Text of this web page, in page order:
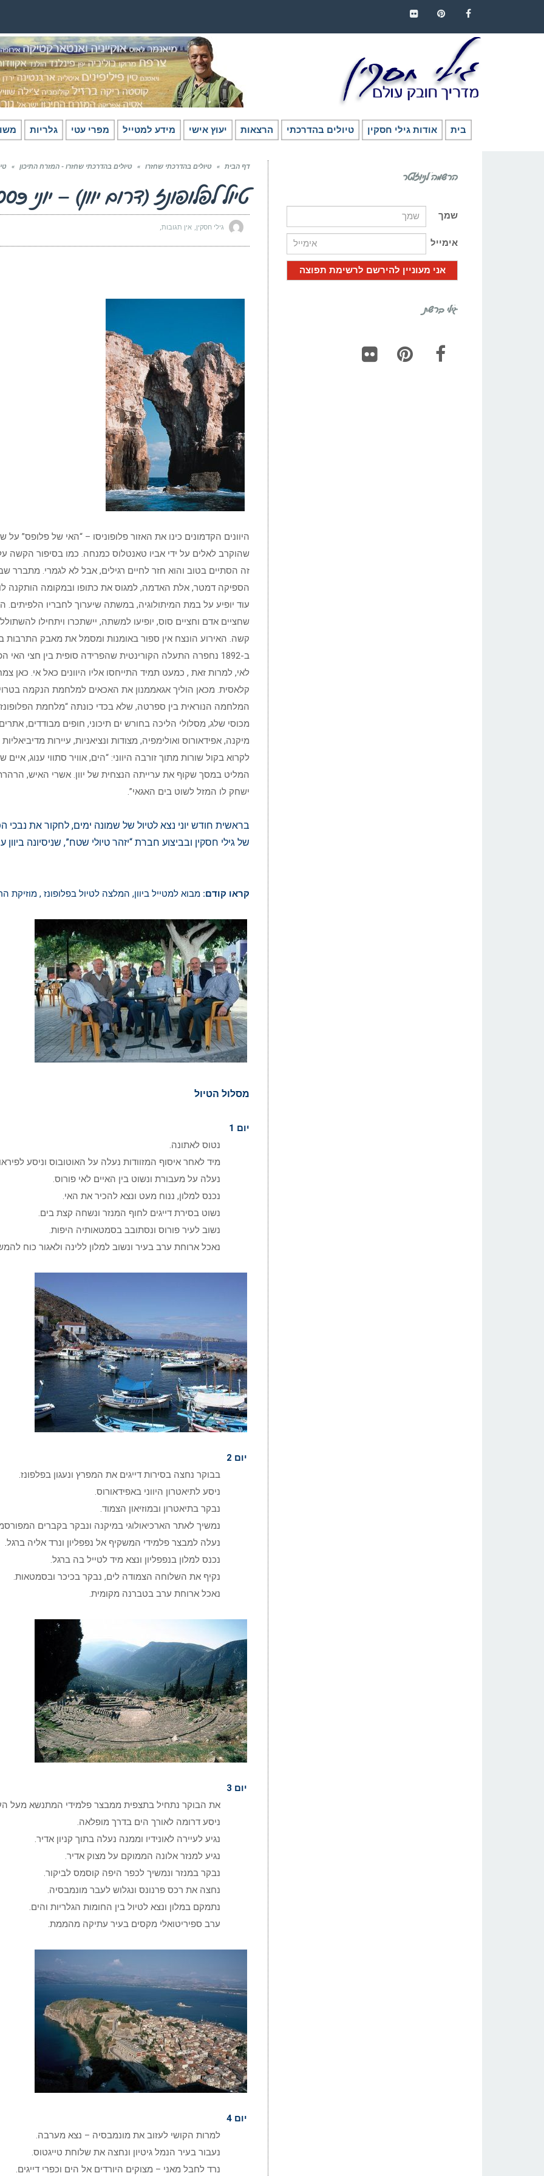
בית אודות גילי חסקין טיולים בהדרכתי הרצאות יעוץ אישי מידע למטייל מפרי עטי גלריות
דף הבית » טיולים בהדרכתי שחזרו » טיולים בהדרכתי שחזרו - המזרח התיכון »
טיול לפלופונז (דרום יוון) – יוני 2009
גילי חסקין אין תגובות
היוונים הקדמונים כינו את האזור פלופוניסו – “האי של פלופס”
שהוקרב לאלים על ידי אביו טאנטלוס כמנחה. כמו בסיפור הקשה
זה הסתיים בטוב והוא חזר לחיים רגילים, אבל לא לגמרי. מתברר
הספיקה דמטר, אלת האדמה, למגוס את כתופו ובמקומה הותקנה
עוד יופיע על במת המיתולוגיה, במשתה שיערוך לחבריו הלפיתים.
שחציים אדם וחציים סוס, יופיעו למשתה, יישתכרו ויתחילו
קשה. האירוע הונצח אין ספור באומנות ומסמל את מאבק התרבות
ב-1892 נחפרה התעלה הקורינטית שהפרידה סופית בין חצי האי
לאי, למרות זאת , כמעט תמיד התייחסו אליו היוונים כאל אי. כאן
קלאסית. מכאן הוליך אגאממנון את האכאים למלחמת הנקמה
המלחמה הנוראית בין ספרטה, שלא בכדי כונתה “מלחמת
מכוסי שלג, מסלולי הליכה בחורש ים תיכוני, חופים מבודדים,
מיקנה, אפידאורוס ואולימפיה, מצודות ונציאניות, עיירות
לקרוא בקול שורות מתוך זורבה היווני: “הים, אוויר סתווי ענוג,
המליט במסך שקוף את ערייתה הנצחית של יוון. אשרי האיש,
ישחק לו המזל לשוט בים האגאי”.
בראשית חודש יוני נצא לטיול של שמונה ימים, לחקור את נבכי
של גילי חסקין ובביצוע חברת “יזהר טיולי שטח”, שניסיונה ביוון
קראו קודם: מבוא למטייל ביוון, המלצה לטיול בפלופונז , מוזיקת
מסלול הטיול
יום 1
נטוס לאתונה.
מיד לאחר איסוף המזוודות נעלה על האוטובוס וניסע
נעלה על מעבורת ונשוט בין האיים לאי פורוס.
נכנס למלון, ננוח מעט ונצא להכיר את האי.
נשוט בסירת דייגים לחוף המנזר ונשחה קצת בים.
נשוב לעיר פורוס ונסתובב בסמטאותיה היפות.
נאכל ארוחת ערב בעיר ונשוב למלון ללינה ולאגור כוח
יום 2
בבוקר נחצה בסירות דייגים את המפרץ ונעגון בפלפונז.
ניסע לתיאטרון היווני באפידאורוס.
נבקר בתיאטרון ובמוזיאון הצמוד.
נמשיך לאתר הארכיאולוגי במיקנה ונבקר בקברים
נעלה למבצר פלמידי המשקיף אל נפפליון ונרד אליה ברגל.
נכנס למלון בנפפליון ונצא מיד לטייל בה ברגל.
נקיף את השלוחה הצמודה לים, נבקר בכיכר ובסמטאות.
נאכל ארוחת ערב בטברנה מקומית.
יום 3
את הבוקר נתחיל בתצפית ממבצר פלמידי המתנשא מעל
ניסע דרומה לאורך הים בדרך מופלאה.
נגיע לעיירה לאונידיו וממנה נעלה בתוך קניון אדיר.
נגיע למנזר אלונה הממוקם על מצוק אדיר.
נבקר במנזר ונמשיך לכפר היפה קוסמס לביקור.
נחצה את רכס פרנונס ונגלוש לעבר מונמבסיה.
נתמקם במלון ונצא לטיול בין החומות הגלריות והים.
ערב ספיריטואלי מקסים בעיר עתיקה מהממת.
יום 4
למרות הקושי לעזוב את מונמבסיה – נצא מערבה.
נעבור בעיר הנמל גיטיון ונחצה את שלוחת טייגטוס.
נרד לחבל מאני – מצוקים היורדים אל הים וכפרי דייגים.
הרשמה לניוזלטר
שמך
אימייל
גילי ברשת